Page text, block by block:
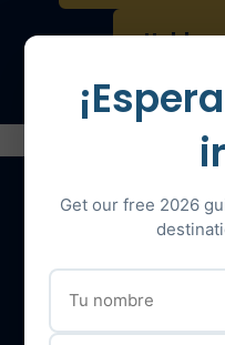
Hable
Get our free 2026